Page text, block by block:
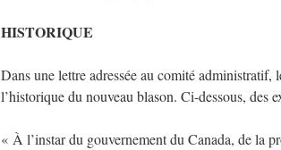
HISTORIQUE
Dans une lettre adressée au comité
l’historique du nouveau blason. Ci-dessous, des
« À l’instar du gouvernement du Canada, de la